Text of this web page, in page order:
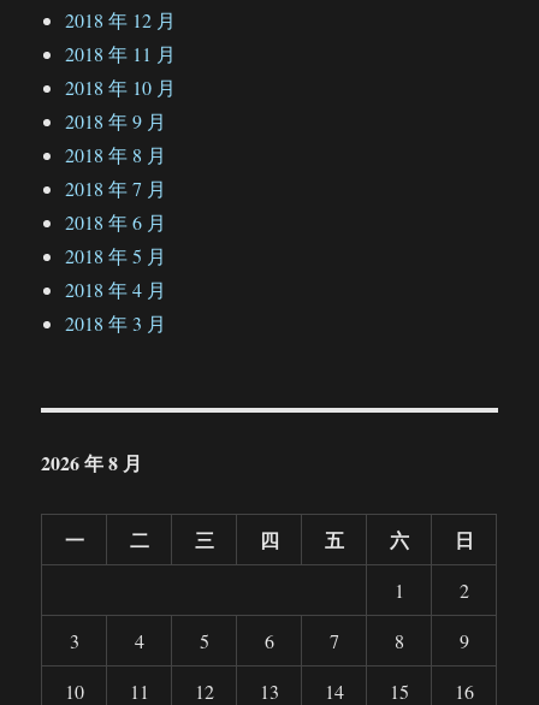
2018 年 12 月
2018 年 11 月
2018 年 10 月
2018 年 9 月
2018 年 8 月
2018 年 7 月
2018 年 6 月
2018 年 5 月
2018 年 4 月
2018 年 3 月
2026 年 8 月
一 二 三 四 五 六 日
1
2
3
4 5 6 7 8
9
10
11 12 13 14 15
16